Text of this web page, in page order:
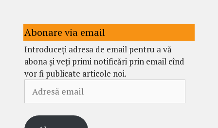
Abonare via email
Introduceți adresa de email pentru a vă
abona și veți primi notificări prin email cînd
vor fi publicate articole noi.
email